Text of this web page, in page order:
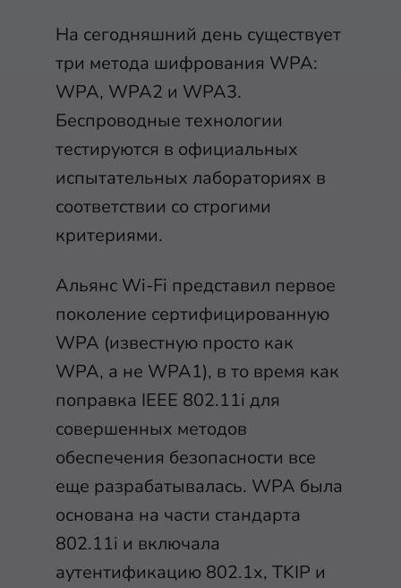
На сегодняшний день существует
три метода шифрования WPA:
WPA, WPA2 и WPA3.
Беспроводные технологии
тестируются в официальных
испытательных лабораториях в
соответствии со строгими
критериями.
Альянс Wi-Fi представил первое
поколение сертифицированную
WPA (известную просто как
WPA, а не WPA1), в то время как
поправка IEEE 802.11i для
совершенных методов
обеспечения безопасности все
еще разрабатывалась. WPA была
основана на части стандарта
802.11i и включала
аутентификацию 802.1x, TKIP и